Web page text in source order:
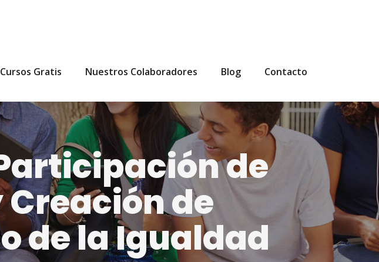
Cursos Gratis Nuestros Colaboradores Blog Contacto
de
de
de la Igualdad